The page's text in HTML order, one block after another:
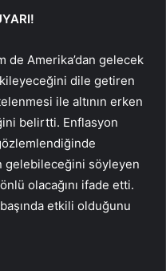
de Amerika’dan gelecek
dile getiren
ile altının erken
belirtti. Enflasyon
gelebileceğini söyleyen
olacağını ifade etti.
etkili olduğunu